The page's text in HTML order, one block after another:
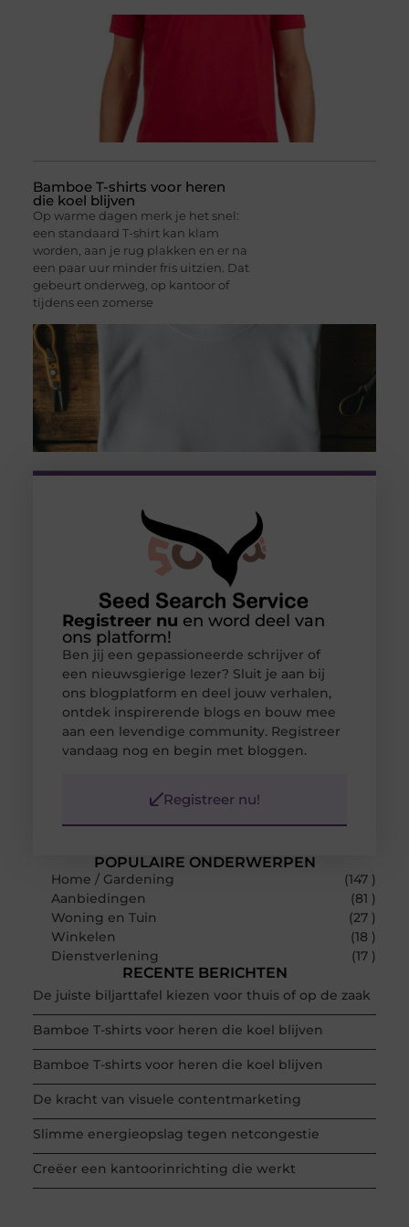
Bamboe T-shirts voor heren
die koel blijven
Op warme dagen merk je het snel:
een standaard T-shirt kan klam
worden, aan je rug plakken en er na
een paar uur minder fris uitzien. Dat
gebeurt onderweg, op kantoor of
tijdens een zomerse
POPULAIRE ONDERWERPEN
Home / Gardening
(147 )
Aanbiedingen
(81 )
Woning en Tuin
(27 )
Winkelen
(18 )
Dienstverlening
(17 )
RECENTE BERICHTEN
De juiste biljarttafel kiezen voor thuis of op de zaak
Bamboe T-shirts voor heren die koel blijven
Bamboe T-shirts voor heren die koel blijven
De kracht van visuele contentmarketing
Slimme energieopslag tegen netcongestie
Creëer een kantoorinrichting die werkt
Registreer nu en word deel van
ons platform!
Ben jij een gepassioneerde schrijver of
een nieuwsgierige lezer? Sluit je aan bij
ons blogplatform en deel jouw verhalen,
ontdek inspirerende blogs en bouw mee
aan een levendige community. Registreer
vandaag nog en begin met bloggen.
Registreer nu!